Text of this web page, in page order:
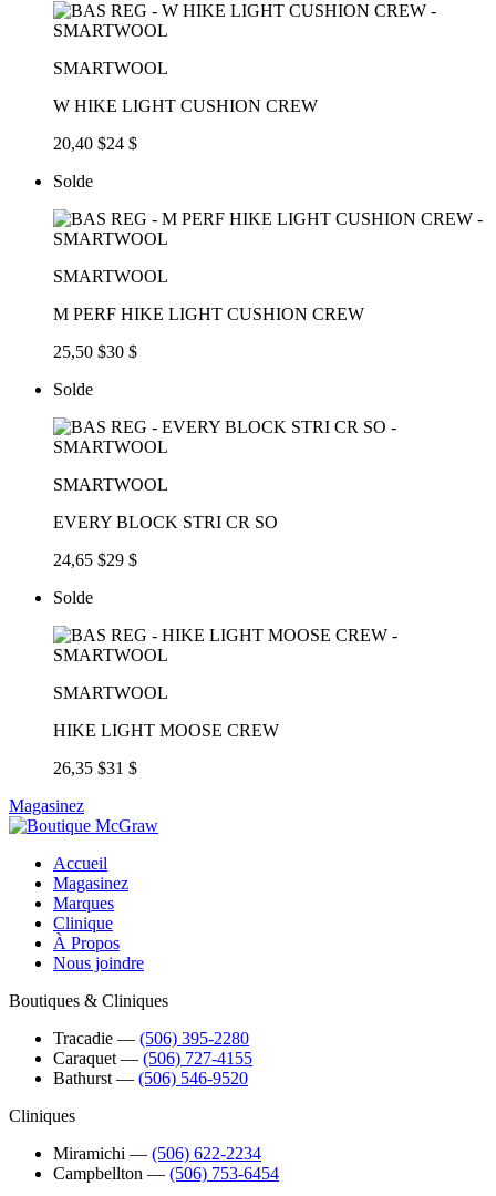
SMARTWOOL
W HIKE LIGHT CUSHION CREW
20,40 $24 $
Solde
SMARTWOOL
M PERF HIKE LIGHT CUSHION CREW
25,50 $30 $
Solde
SMARTWOOL
EVERY BLOCK STRI CR SO
24,65 $29 $
Solde
SMARTWOOL
HIKE LIGHT MOOSE CREW
26,35 $31 $
Magasinez
Accueil
Magasinez
Marques
Clinique
À Propos
Nous joindre
Boutiques & Cliniques
Tracadie ― (506) 395-2280
Caraquet ― (506) 727-4155
Bathurst ― (506) 546-9520
Cliniques
Miramichi ― (506) 622-2234
Campbellton ― (506) 753-6454